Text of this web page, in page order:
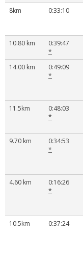
8km
0:33:10
10.80 km
0:39:47
*
14.00 km
0:49:09
*
11.5km
0:48:03
*
9.70 km
0:34:53
*
4.60 km
0:16:26
*
10.5km
0:37:24